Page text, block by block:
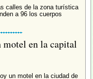
calles de la zona turística
a 96 los cuerpos
motel en la capital
un motel en la ciudad de